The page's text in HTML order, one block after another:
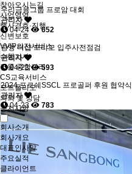
찾아오시는길
사업영역
행사경호·진행
신변보호
VVIP의전서비스
수행기사
건물 종합관리
CS교육서비스
포트폴리오
의뢰 및 상담
공지사항
회사소개
회사개요
대표인사말
주요실적
클라이언트
우리금융그룹 프로암 대회
관리자
04-24
652
광양 더샵 프리모 입주사전점검
관리자
04-23
593
2024 포르쉐SSCL 프로골퍼 후원 협약식
관리자
04-23
783